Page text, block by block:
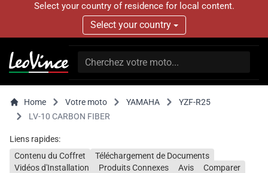
Select your country of residence for local content.
Select your country
Home Votre moto YAMAHA
YZF-R25
LV-10 CARBON FIBER
Liens rapides:
Contenu du Coffret
Téléchargement de Documents
Vidéos d'Installation
Produits Connexes Avis Comparer